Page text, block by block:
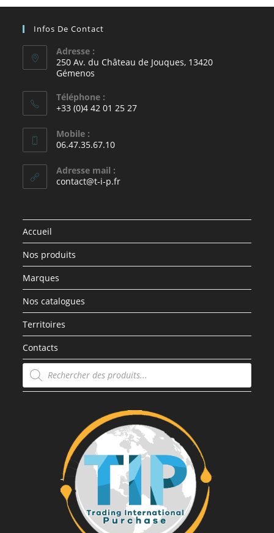
Infos De Contact
Adresse :
250 Av. du Château de Jouques, 13420
Gémenos
Téléphone :
+33 (0)4 42 01 25 27
Mobile :
06.47.35.67.10
Adresse mail :
contact@t-i-p.fr
Accueil
Nos produits
Marques
Nos catalogues
Territoires
Contacts
Recherche
de
produits